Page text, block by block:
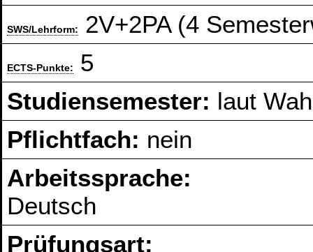
SWS/Lehrform: 2V+2PA (4
ECTS-Punkte:
5
Studiensemester: laut
Pflichtfach: nein
Arbeitssprache:
Deutsch
Prüfungsart: